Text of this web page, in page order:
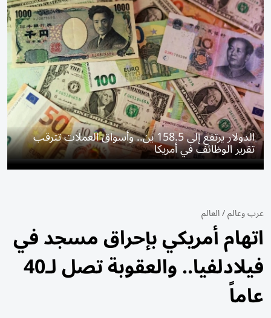
الدولار يرتفع إلى 158.5 ين.. وأسواق العملات تترقب
تقرير الوظائف في أمريكا
عرب وعالم/العالم
اتهام أمريكي بإحراق مسجد في
فيلادلفيا.. والعقوبة تصل لـ40
عاماً